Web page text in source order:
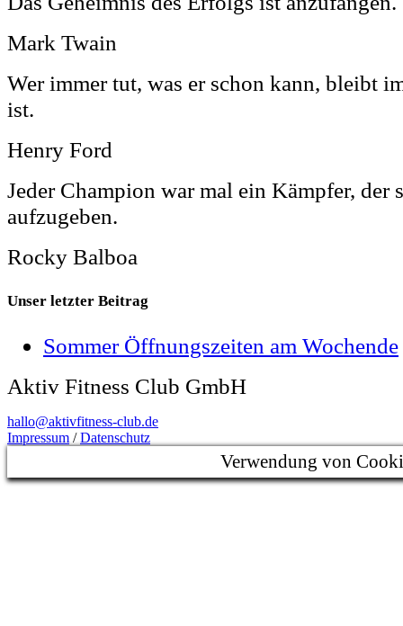
Mark Twain
Wer immer tut, was er schon kann, bleibt
ist.
Henry Ford
Jeder Champion war mal ein Kämpfer, der
aufzugeben.
Rocky Balboa
Unser letzter Beitrag
Sommer Öffnungszeiten am Wochende
Aktiv Fitness Club GmbH
hallo@aktivfitness-club.de
Impressum /Datenschutz
Verwendung von